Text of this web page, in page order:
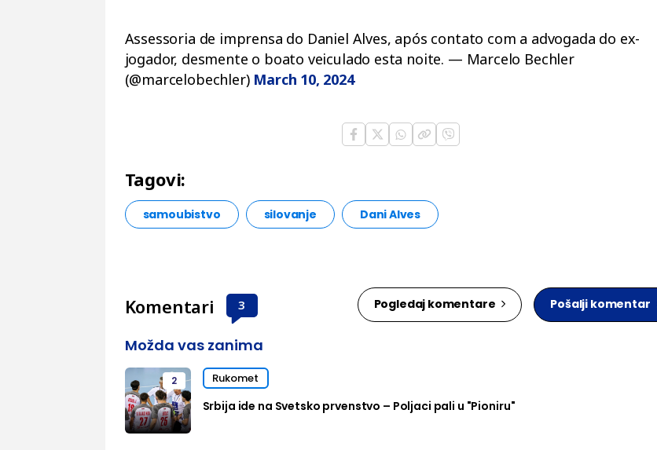
Assessoria de imprensa do Daniel Alves, após contato com a advogada do ex-
jogador, desmente o boato veiculado esta noite. — Marcelo Bechler
(@marcelobechler) March 10, 2024
Tagovi:
samoubistvo silovanje Dani Alves
Komentari 3 Pogledaj komentare Pošalji komentar
Možda vas zanima
2 Rukomet
Srbija ide na Svetsko prvenstvo – Poljaci pali u "Pioniru"